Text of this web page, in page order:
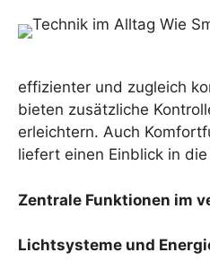
effizienter und zugleich
bieten zusätzliche
erleichtern. Auch
liefert einen Einblick in
Zentrale Funktionen im
Lichtsysteme und